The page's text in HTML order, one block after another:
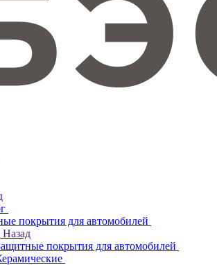
покрытия для автомобилей
Назад
покрытия для автомобилей